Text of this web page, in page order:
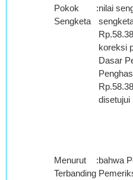
Pokok
Sengketa
:nilai
koreksi
Dasar
disetujui
Menurut
Terbanding
:bahwa